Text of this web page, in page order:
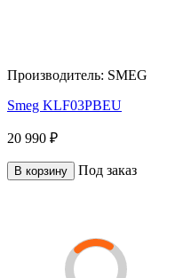
Производитель: SMEG
Smeg KLF03PBEU
20 990 ₽
В корзину Под заказ